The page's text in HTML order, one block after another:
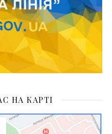
НА КАРТІ